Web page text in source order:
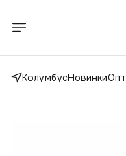
КолумбусНовинки